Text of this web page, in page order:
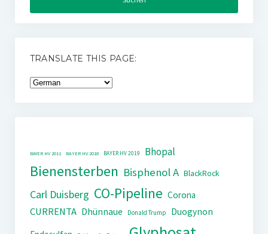
TRANSLATE THIS PAGE:
BAYER HV 2011 BAYER HV 2018 BAYER HV 2019 Bhopal
Bienensterben Bisphenol A BlackRock
Carl Duisberg CO-Pipeline Corona
CURRENTA Dhünnaue Donald Trump
Duogynon